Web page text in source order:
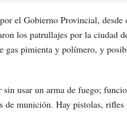
el Gobierno Provincial, desde
los patrullajes por la ciudad
gas pimienta y polímero, y
usar un arma de fuego;
de munición. Hay pistolas, rifles